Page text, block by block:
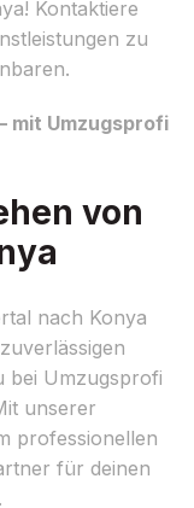
Kontaktiere
zu
mit Umzugsprofi
von
nach Konya
bei Umzugsprofi
unserer
professionellen
für deinen